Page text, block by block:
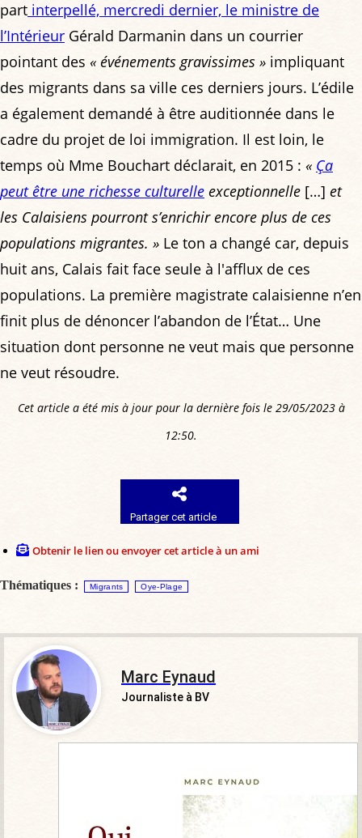
part interpellé, mercredi dernier, le ministre de
l’Intérieur Gérald Darmanin dans un courrier
pointant des « événements gravissimes » impliquant
des migrants dans sa ville ces derniers jours. L’édile
a également demandé à être auditionnée dans le
cadre du projet de loi immigration. Il est loin, le
temps où Mme Bouchart déclarait, en 2015 : « Ça
peut être une richesse culturelle exceptionnelle […] et
les Calaisiens pourront s’enrichir encore plus de ces
populations migrantes. » Le ton a changé car, depuis
huit ans, Calais fait face seule à l'afflux de ces
populations. La première magistrate calaisienne n’en
finit plus de dénoncer l’abandon de l’État… Une
situation dont personne ne veut mais que personne
ne veut résoudre.
Cet article a été mis à jour pour la dernière fois le 29/05/2023 à
12:50.
Partager cet article
Obtenir le lien ou envoyer cet article à un ami
Thématiques : Migrants Oye-Plage
Marc Eynaud
Journaliste à BV